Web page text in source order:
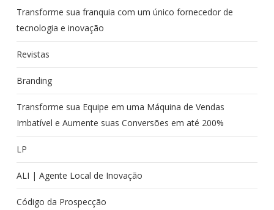
Transforme sua franquia com um único fornecedor de
tecnologia e inovação
Revistas
Branding
Transforme sua Equipe em uma Máquina de Vendas
Imbatível e Aumente suas Conversões em até 200%
LP
ALI | Agente Local de Inovação
Código da Prospecção